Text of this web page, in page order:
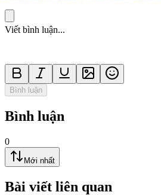
Viết bình luận...
Bình luận
Bình luận
0
Mới nhất
Bài viết liên quan